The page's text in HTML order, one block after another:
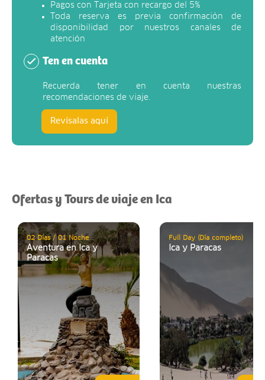
Pagos con Tarjeta con recargo del 5%
Toda reserva es previa confirmación de
disponibilidad por nuestros canales de
atención
Ten en cuenta
Recuerda tener en cuenta nuestras
recomendaciones de viaje.
Revísalas aquí
Ofertas y Tours de viaje en Ica
02 Días / 01 Noche
Aventura en Ica y
Paracas
Full Day (Día completo)
Ica y Paracas